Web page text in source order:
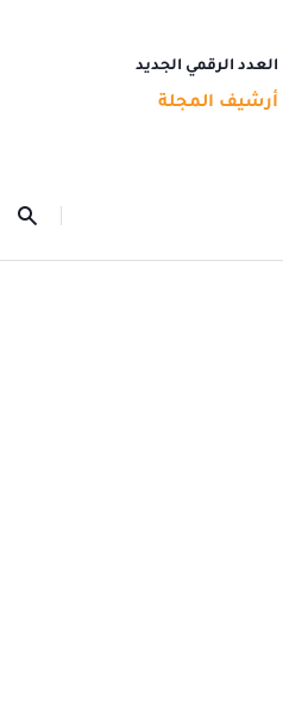
العدد الرقمي الجديد
أرشيف المجلة